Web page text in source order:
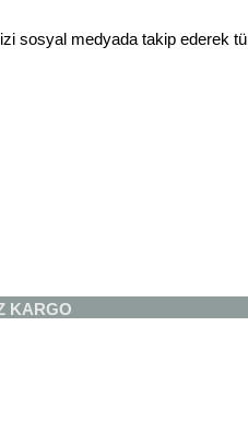
sosyal medyada takip ederek
KARGO